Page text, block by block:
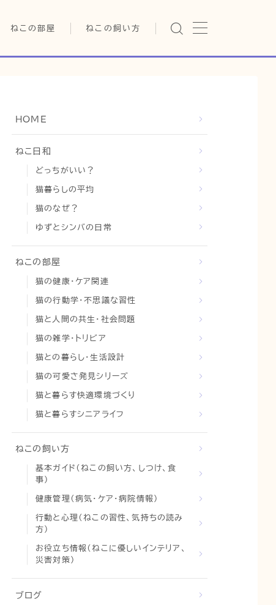
ねこの部屋
猫の雑学・トリビア
猫と暮らす快適環境づくり
猫と暮らすシニアライフ
猫と人間の共生・社会問題
ねこの飼い方
基本ガイド（ねこの飼い方、し
行動と心理（ねこの習性、気
お役立ち情報（ねこに優しい
インテリア、災害対策）
グッズレビュー（キャットフー
ド、トイレ、爪とぎ）
HOME
ねこ日和
どっちがいい？
猫暮らしの平均
猫のなぜ？
ゆずとシンバの日常
ねこの部屋
猫の健康・ケア関連
猫の行動学・不思議な習性
猫と人間の共生・社会問題
猫の雑学・トリビア
猫との暮らし・生活設計
猫の可愛さ発見シリーズ
猫と暮らす快適環境づくり
猫と暮らすシニアライフ
ねこの飼い方
基本ガイド（ねこの飼い方、しつけ、食
事）
健康管理（病気・ケア・病院情報）
行動と心理（ねこの習性、気持ちの読み
方）
お役立ち情報（ねこに優しいインテリア、
災害対策）
ブログ